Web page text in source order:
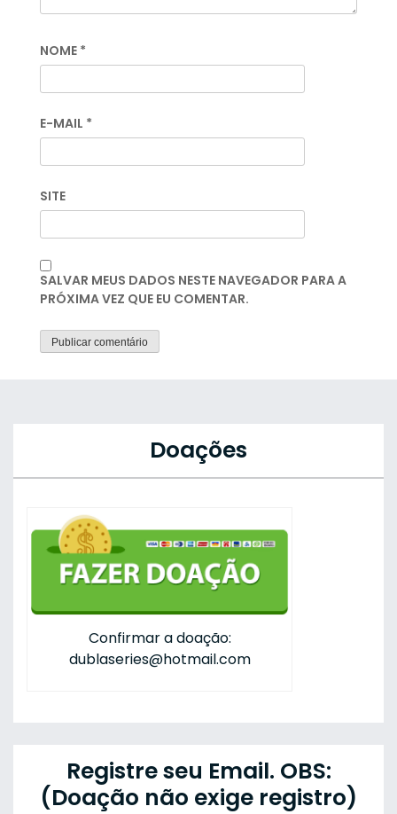
NOME *
E-MAIL *
SITE
SALVAR MEUS DADOS NESTE NAVEGADOR PARA A
PRÓXIMA VEZ QUE EU COMENTAR.
Doações
Confirmar a doação:
dublaseries@hotmail.com
Registre seu Email. OBS:
(Doação não exige registro)